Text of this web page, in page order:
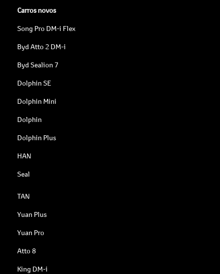
Carros novos
Song Pro DM-i Flex
Byd Atto 2 DM-i
Byd Sealion 7
Dolphin SE
Dolphin Mini
Dolphin
Dolphin Plus
HAN
Seal
TAN
Yuan Plus
Yuan Pro
Atto 8
King DM-i